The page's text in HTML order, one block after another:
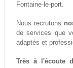
Fontaine-le-port.
Nous recrutons
de services que
adaptés et
Très à l'écoute